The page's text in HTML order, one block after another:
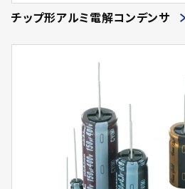
チップ形アルミ電解コンデンサ